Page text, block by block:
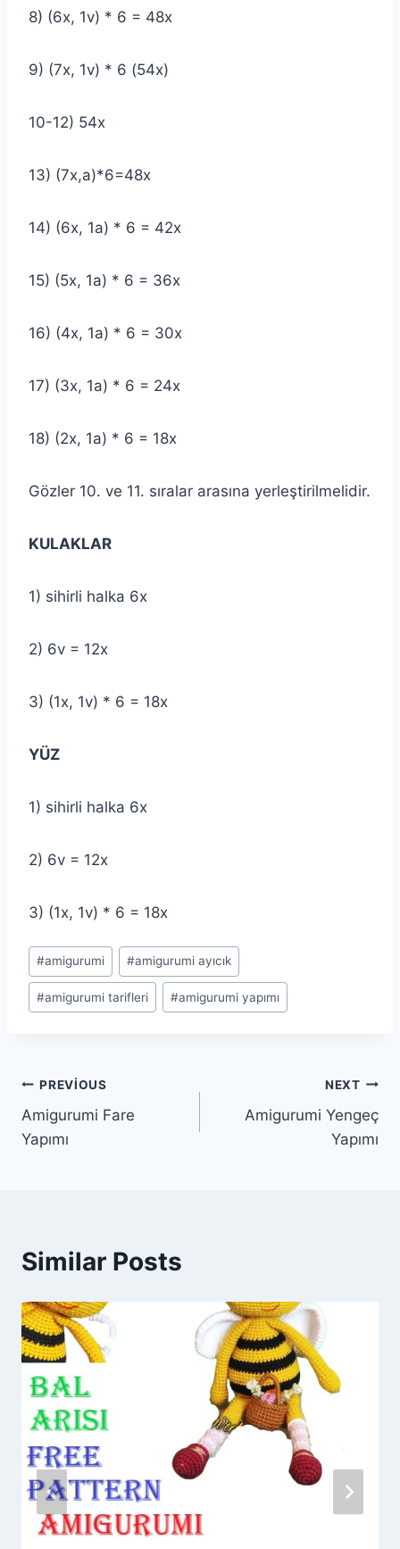
8) (6x, 1v) * 6 = 48x
9) (7x, 1v) * 6 (54x)
10-12) 54x
13) (7x,a)*6=48x
14) (6x, 1a) * 6 = 42x
15) (5x, 1a) * 6 = 36x
16) (4x, 1a) * 6 = 30x
17) (3x, 1a) * 6 = 24x
18) (2x, 1a) * 6 = 18x
Gözler 10. ve 11. sıralar arasına yerleştirilmelidir.
KULAKLAR
1) sihirli halka 6x
2) 6v = 12x
3) (1x, 1v) * 6 = 18x
YÜZ
1) sihirli halka 6x
2) 6v = 12x
3) (1x, 1v) * 6 = 18x
Post
Tags:
#amigurumi #amigurumi ayıcık
#amigurumi tarifleri #amigurumi yapımı
Yazı
gezinmesi
PREVIOUS
Amigurumi Fare
Yapımı
NEXT
Amigurumi Yengeç
Yapımı
Similar Posts